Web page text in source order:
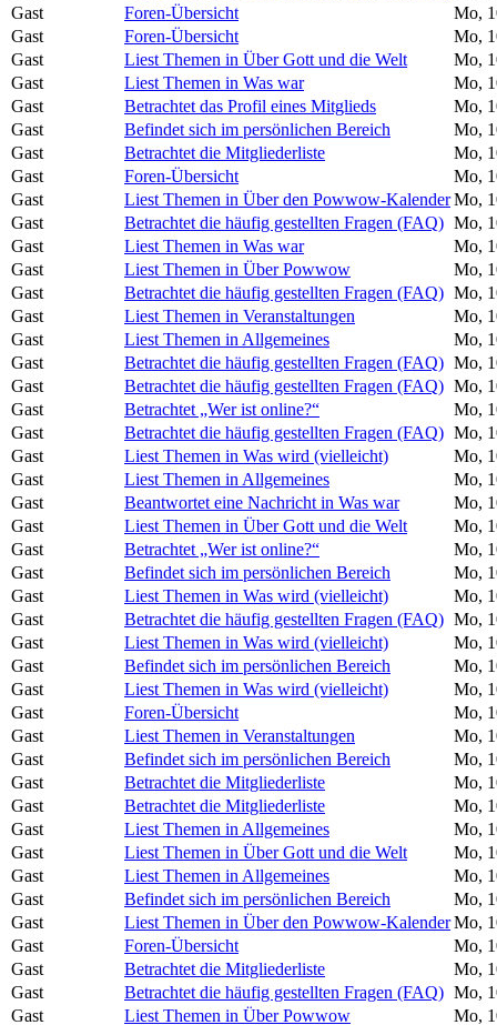
Gast
Foren-Übersicht
Mo,
Gast
Foren-Übersicht
Mo,
Gast
Liest Themen in Über Gott und die Welt
Mo,
Gast
Liest Themen in Was war
Mo,
Gast
Betrachtet das Profil eines Mitglieds
Mo,
Gast
Befindet sich im persönlichen Bereich
Mo,
Gast
Betrachtet die Mitgliederliste
Mo,
Gast
Foren-Übersicht
Mo,
Gast
Liest Themen in Über den Powwow-KalenderMo,
Gast
Betrachtet die häufig gestellten Fragen (FAQ) Mo,
Gast
Liest Themen in Was war
Mo,
Gast
Liest Themen in Über Powwow
Mo,
Gast
Betrachtet die häufig gestellten Fragen (FAQ) Mo,
Gast
Liest Themen in Veranstaltungen
Mo,
Gast
Liest Themen in Allgemeines
Mo,
Gast
Betrachtet die häufig gestellten Fragen (FAQ) Mo,
Gast
Betrachtet die häufig gestellten Fragen (FAQ) Mo,
Gast
Betrachtet „Wer ist online?“
Mo,
Gast
Betrachtet die häufig gestellten Fragen (FAQ) Mo,
Gast
Liest Themen in Was wird (vielleicht)
Mo,
Gast
Liest Themen in Allgemeines
Mo,
Gast
Beantwortet eine Nachricht in Was war
Mo,
Gast
Liest Themen in Über Gott und die Welt
Mo,
Gast
Betrachtet „Wer ist online?“
Mo,
Gast
Befindet sich im persönlichen Bereich
Mo,
Gast
Liest Themen in Was wird (vielleicht)
Mo,
Gast
Betrachtet die häufig gestellten Fragen (FAQ) Mo,
Gast
Liest Themen in Was wird (vielleicht)
Mo,
Gast
Befindet sich im persönlichen Bereich
Mo,
Gast
Liest Themen in Was wird (vielleicht)
Mo,
Gast
Foren-Übersicht
Mo,
Gast
Liest Themen in Veranstaltungen
Mo,
Gast
Befindet sich im persönlichen Bereich
Mo,
Gast
Betrachtet die Mitgliederliste
Mo,
Gast
Betrachtet die Mitgliederliste
Mo,
Gast
Liest Themen in Allgemeines
Mo,
Gast
Liest Themen in Über Gott und die Welt
Mo,
Gast
Liest Themen in Allgemeines
Mo,
Gast
Befindet sich im persönlichen Bereich
Mo,
Gast
Liest Themen in Über den Powwow-KalenderMo,
Gast
Foren-Übersicht
Mo,
Gast
Betrachtet die Mitgliederliste
Mo,
Gast
Betrachtet die häufig gestellten Fragen (FAQ) Mo,
Gast
Liest Themen in Über Powwow Mo,